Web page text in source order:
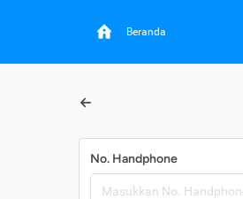
Beranda
No. Handphone